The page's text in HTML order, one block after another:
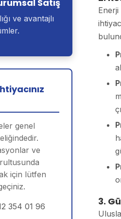
3.
Satış
ve avantajlı
genel
ve
için lütfen
354 01 96